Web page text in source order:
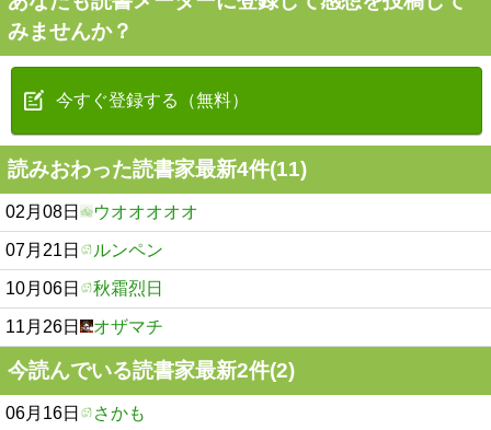
みませんか？
今すぐ登録する（無料）
読みおわった読書家最新4件(11)
02月08日 ウオオオオオ
07月21日 ルンペン
10月06日 秋霜烈日
11月26日 オザマチ
今読んでいる読書家最新2件(2)
06月16日 さかも